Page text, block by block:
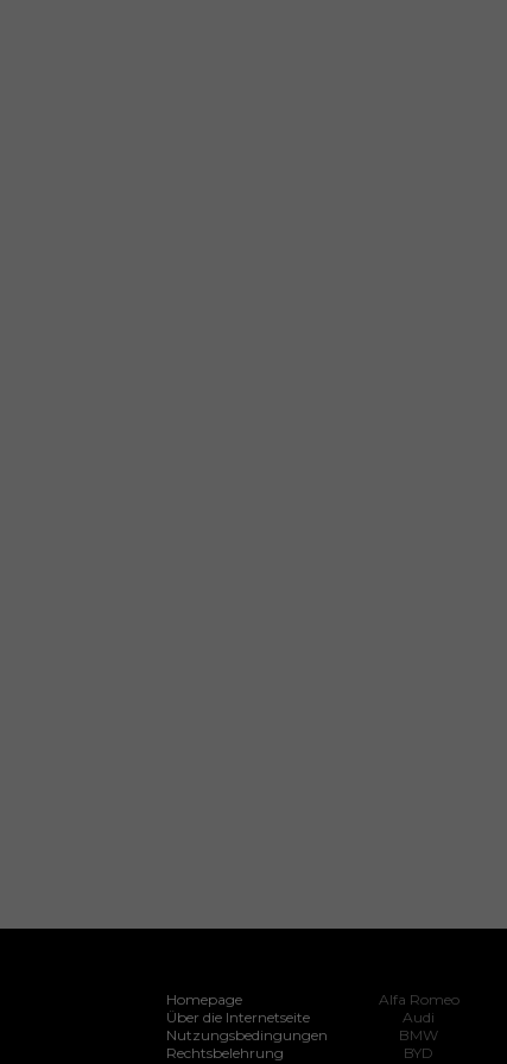
Homepage
Über die Internetseite
Nutzungsbedingungen
Rechtsbelehrung
Alfa Romeo
Audi
BMW
BYD